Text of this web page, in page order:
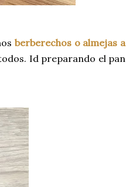
berberechos o almejas a
Id preparando el pan